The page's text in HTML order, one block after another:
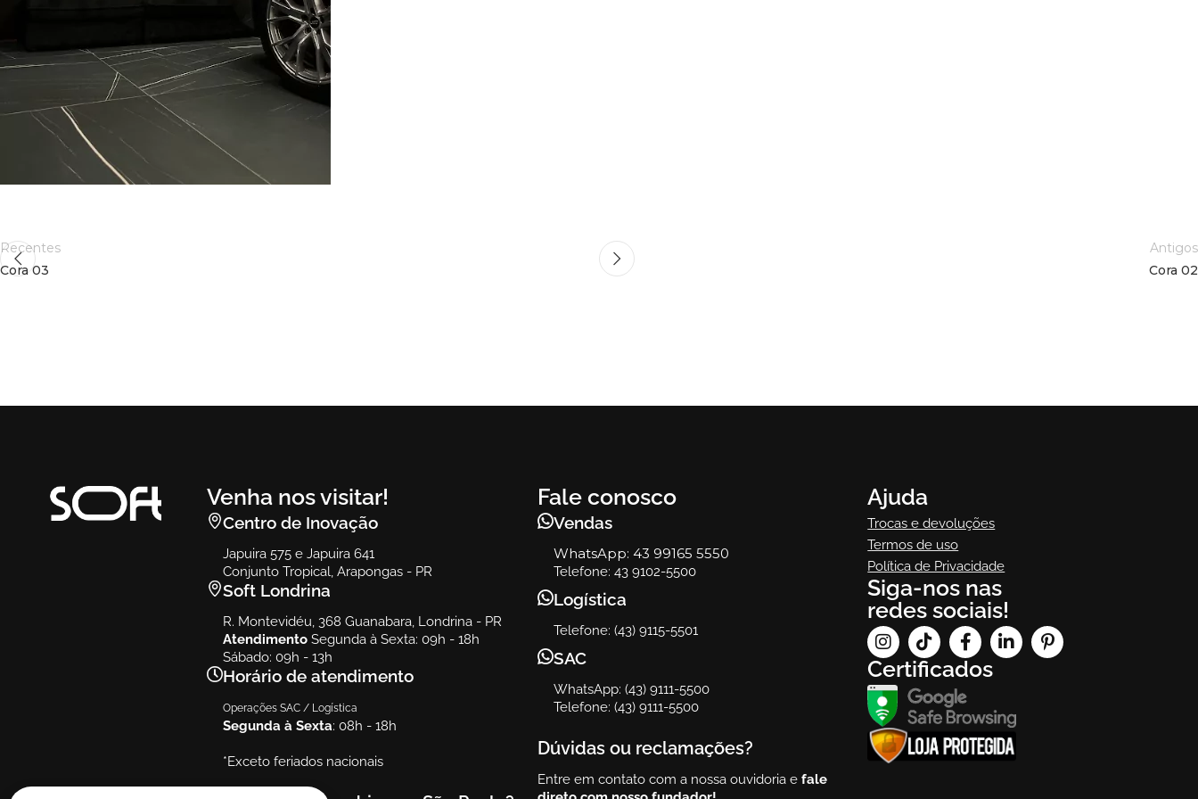
Recentes
Cora 03
Antigos
Cora 02
Venha nos visitar!
Centro de Inovação
Japuira 575 e Japuira 641
Conjunto Tropical, Arapongas - PR
Soft Londrina
R. Montevidéu, 368 Guanabara, Londrina - PR
AtendimentoSegunda à Sexta: 09h - 18h
Sábado: 09h - 13h
Horário de atendimento
Operações SAC / Logística
Segunda à Sexta: 08h - 18h
*Exceto feriados nacionais
Fale conosco
Vendas
WhatsApp: 43 99165 5550
Telefone: 43 9102-5500
Logística
Telefone: (43) 9115-5501
SAC
WhatsApp: (43) 9111-5500
Telefone: (43) 9111-5500
Dúvidas ou reclamações?
Entre em contato com a nossa ouvidoria e fale
Ajuda
Trocas e devoluções
Termos de uso
Política de Privacidade
Siga-nos nas
redes sociais!
Certificados